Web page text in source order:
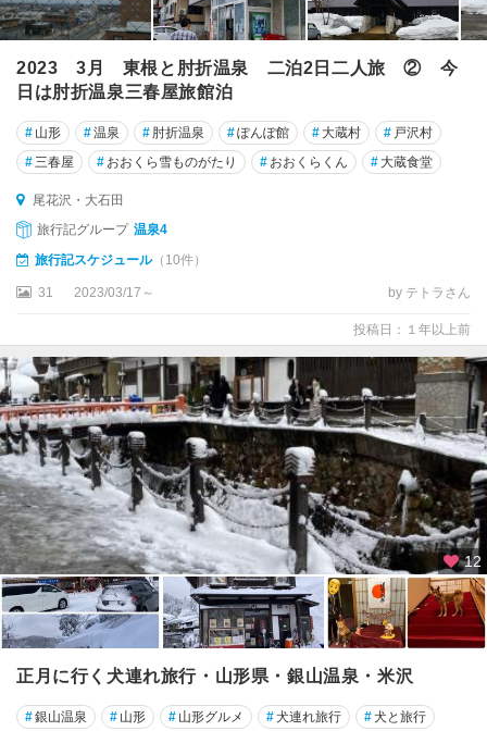
2023 3月 東根と肘折温泉 二泊2日二人旅 ② 今
日は肘折温泉三春屋旅館泊
# 山形 #温泉 # 肘折温泉 #ぽんぽ館 # 大蔵村 # 戸沢村
#三春屋 # おおくら雪ものがたり # おおくらくん # 大蔵食堂
尾花沢・大石田
旅行記グループ 温泉4
旅行記スケジュール（10件）
31 2023/03/17～ by テトラさん
投稿日：１年以上前
12
正月に行く犬連れ旅行・山形県・銀山温泉・米沢
#銀山温泉 # 山形 # 山形グルメ #犬連れ旅行 #犬と旅行